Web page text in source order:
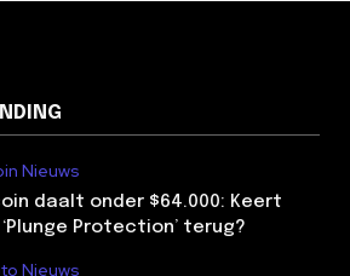
Nieuws
daalt onder $64.000: Keert
Protection’ terug?
Nieuws